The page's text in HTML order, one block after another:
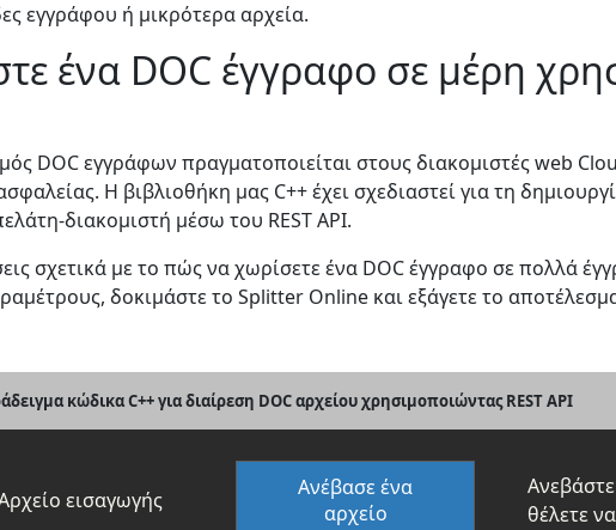
εγγράφου ή μικρότερα αρχεία.
ένα DOC έγγραφο σε μέρη
DOC εγγράφων πραγματοποιείται στους διακομιστές web
Η βιβλιοθήκη μας C++ έχει σχεδιαστεί για τη
διακομιστή μέσω του REST API.
σχετικά με το πώς να χωρίσετε ένα DOC έγγραφο σε πολλά
δοκιμάστε το Splitter Online και εξάγετε το
κώδικα C++ για διαίρεση DOC αρχείου χρησιμοποιώντας REST API
εισαγωγής
Ανέβασε ένα
αρχείο
θέλετε